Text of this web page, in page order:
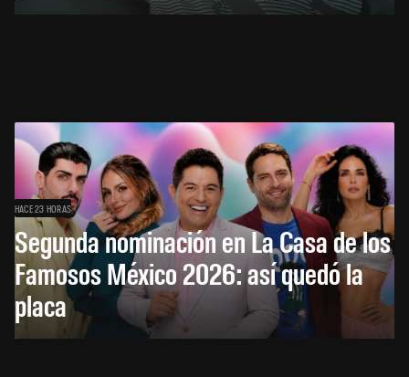
HACE 23 HORAS
Segunda nominación en La Casa de los
Famosos México 2026: así quedó la
placa